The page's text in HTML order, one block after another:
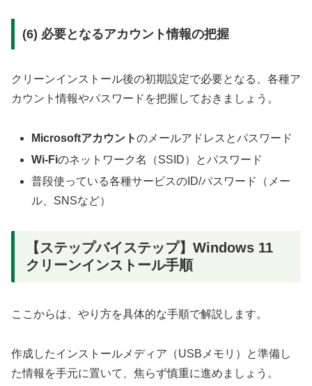
(6) 必要となるアカウント情報の把握
クリーンインストール後の初期設定で必要となる、各種ア
カウント情報やパスワードを把握しておきましょう。
Microsoftアカウントのメールアドレスとパスワード
Wi-Fiのネットワーク名（SSID）とパスワード
普段使っている各種サービスのID/パスワード（メー
ル、SNSなど）
【ステップバイステップ】Windows 11
クリーンインストール手順
ここからは、やり方を具体的な手順で解説します。
作成したインストールメディア（USBメモリ）と準備し
た情報を手元に置いて、焦らず慎重に進めましょう。